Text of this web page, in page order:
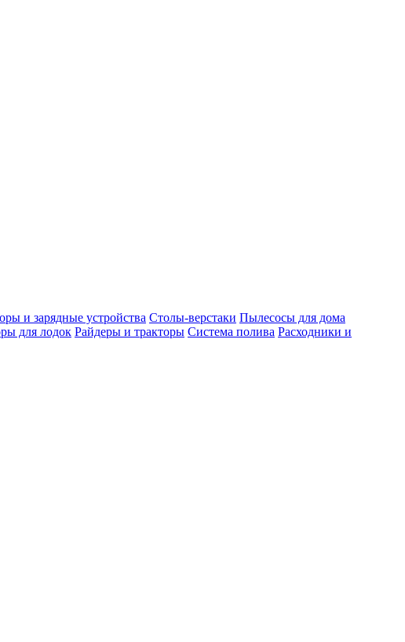
и зарядные устройства Столы-верстаки Пылесосы для дома
для лодок Райдеры и тракторы Система полива Расходники и